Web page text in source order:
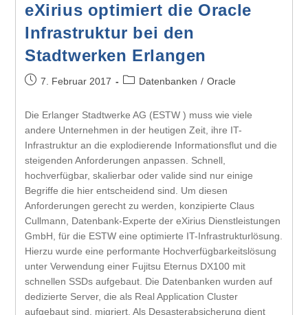
eXirius optimiert die Oracle
Infrastruktur bei den
Stadtwerken Erlangen
7. Februar 2017 Datenbanken / Oracle
Die Erlanger Stadtwerke AG (ESTW ) muss wie viele
andere Unternehmen in der heutigen Zeit, ihre IT-
Infrastruktur an die explodierende Informationsflut und die
steigenden Anforderungen anpassen. Schnell,
hochverfügbar, skalierbar oder valide sind nur einige
Begriffe die hier entscheidend sind. Um diesen
Anforderungen gerecht zu werden, konzipierte Claus
Cullmann, Datenbank-Experte der eXirius Dienstleistungen
GmbH, für die ESTW eine optimierte IT-Infrastrukturlösung.
Hierzu wurde eine performante Hochverfügbarkeitslösung
unter Verwendung einer Fujitsu Eternus DX100 mit
schnellen SSDs aufgebaut. Die Datenbanken wurden auf
dedizierte Server, die als Real Application Cluster
aufgebaut sind, migriert. Als Desasterabsicherung dient